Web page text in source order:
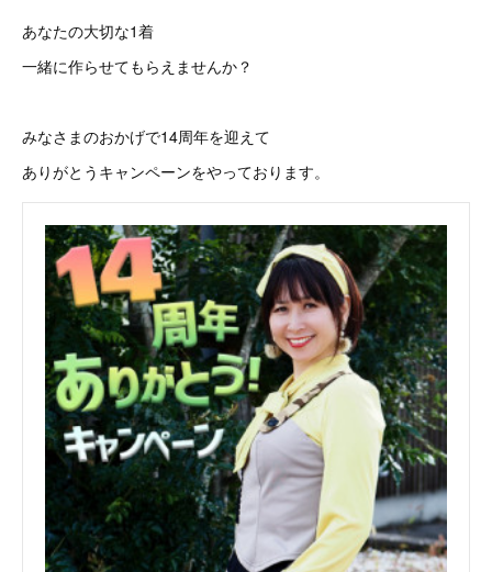
あなたの大切な1着
一緒に作らせてもらえませんか？
みなさまのおかげで14周年を迎えて
ありがとうキャンペーンをやっております。